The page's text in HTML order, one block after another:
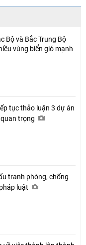
Bộ và Bắc Trung Bộ
vùng biển gió mạnh
tục thảo luận 3 dự án
trọng
tranh phòng, chống
luật